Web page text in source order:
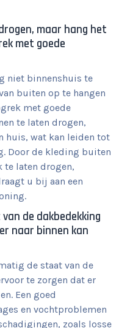
maar hang het
met goede
niet binnenshuis te
buiten op te hangen
met goede
te laten drogen,
huis, wat kan leiden tot
Door de kleding buiten
te laten drogen,
u bij aan een
de dakbedekking
naar binnen kan
de staat van de
te zorgen dat er
Een goed
en vochtproblemen
zoals losse